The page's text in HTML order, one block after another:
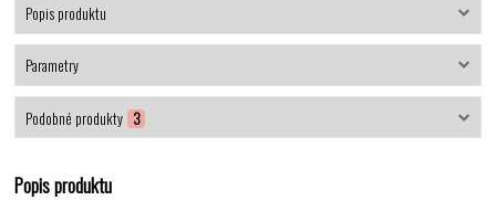
Popis produktu
Parametry
Podobné produkty 3
Popis produktu